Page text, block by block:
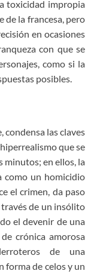
toxicidad impropia
de la francesa, pero
en ocasiones
con que se
como si la
posibles.
condensa las claves
que se
minutos; en ellos, la
como un homicidio
el crimen, da paso
de un insólito
el devenir de una
crónica amorosa
de una
forma de celos y un